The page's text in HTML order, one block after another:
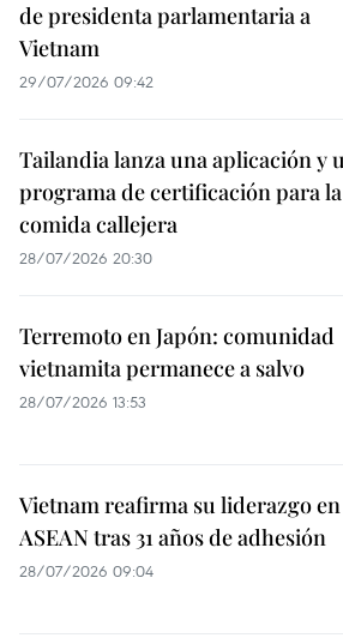
de presidenta parlamentaria a
Vietnam
29/07/2026 09:42
Tailandia lanza una aplicación y
programa de certificación para la
comida callejera
28/07/2026 20:30
Terremoto en Japón: comunidad
vietnamita permanece a salvo
28/07/2026 13:53
Vietnam reafirma su liderazgo
ASEAN tras 31 años de adhesión
28/07/2026 09:04